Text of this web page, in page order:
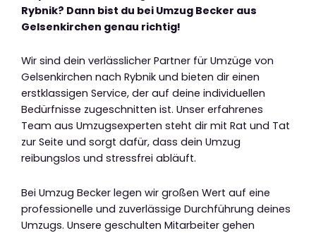
Rybnik? Dann bist du bei Umzug Becker aus
Gelsenkirchen genau richtig!
Wir sind dein verlässlicher Partner für Umzüge von
Gelsenkirchen nach Rybnik und bieten dir einen
erstklassigen Service, der auf deine individuellen
Bedürfnisse zugeschnitten ist. Unser erfahrenes
Team aus Umzugsexperten steht dir mit Rat und Tat
zur Seite und sorgt dafür, dass dein Umzug
reibungslos und stressfrei abläuft.
Bei Umzug Becker legen wir großen Wert auf eine
professionelle und zuverlässige Durchführung deines
Umzugs. Unsere geschulten Mitarbeiter gehen